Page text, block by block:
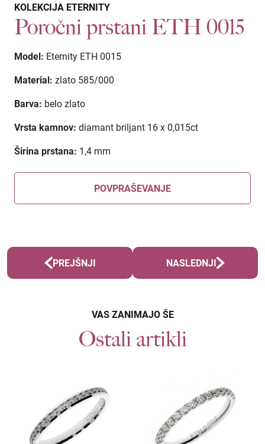
KOLEKCIJA ETERNITY
Poročni prstani ETH 0015
Model: Eternity ETH 0015
Material: zlato 585/000
Barva: belo zlato
Vrsta kamnov: diamant briljant 16 x 0,015ct
Širina prstana: 1,4 mm
POVPRAŠEVANJE
PREJŠNJI NASLEDNJI
VAS ZANIMAJO ŠE
Ostali artikli